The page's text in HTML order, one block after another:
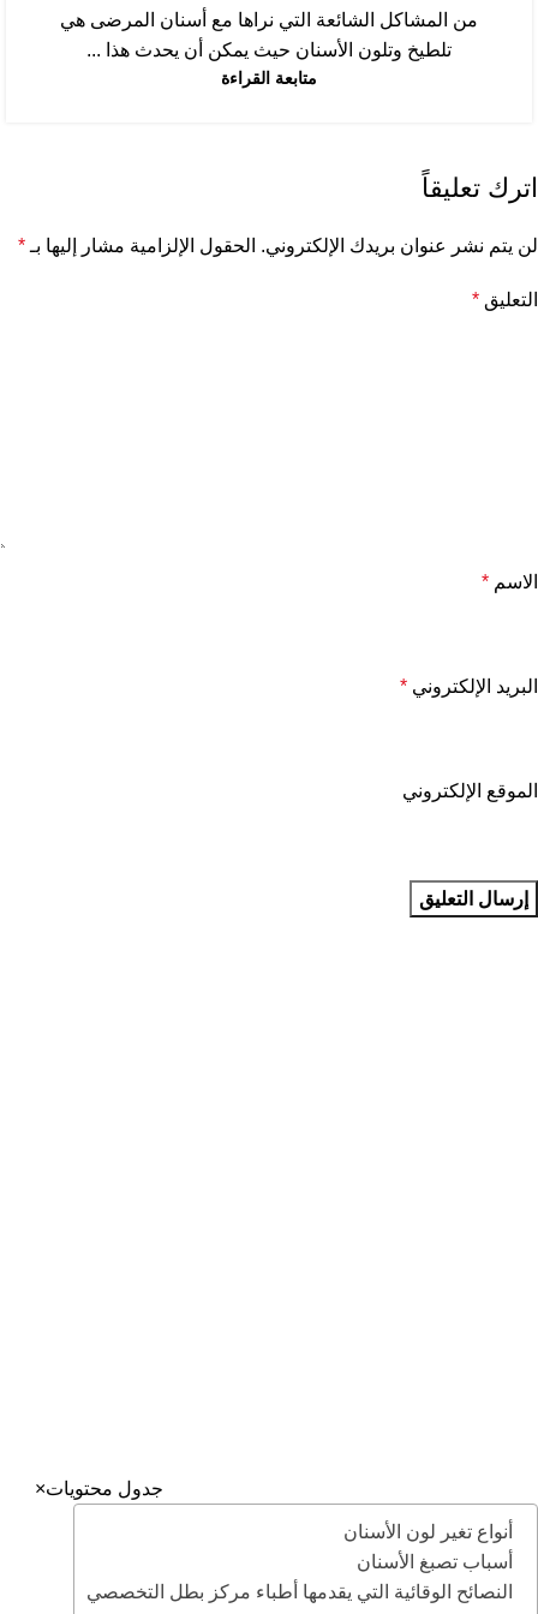
من المشاكل الشائعة التي نراها مع أسنان المرضى هي
تلطيخ وتلون الأسنان حيث يمكن أن يحدث هذا ...
متابعة القراءة
اترك تعليقاً
لن يتم نشر عنوان بريدك الإلكتروني. الحقول الإلزامية مشار إليها بـ *
التعليق *
الاسم *
البريد الإلكتروني *
الموقع الإلكتروني
جدول محتويات×
أنواع تغير لون الأسنان
أسباب تصبغ الأسنان
النصائح الوقائية التي يقدمها أطباء مركز بطل التخصصي